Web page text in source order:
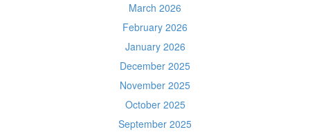
March 2026
February 2026
January 2026
December 2025
November 2025
October 2025
September 2025